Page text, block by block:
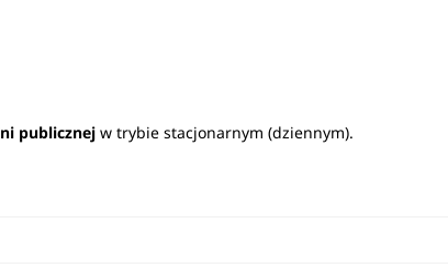
otwierają przed nimi szerokie możliwości zawodowe.
i technologii, są cenionymi specjalistami w
publicznej w trybie stacjonarnym (dziennym).